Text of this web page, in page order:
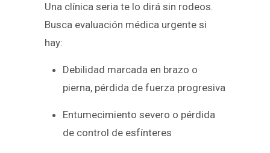
Una clínica seria te lo dirá sin rodeos.
Busca evaluación médica urgente si
hay:
Debilidad marcada en brazo o
pierna, pérdida de fuerza progresiva
Entumecimiento severo o pérdida
de control de esfínteres